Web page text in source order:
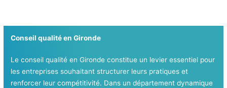
Conseil qualité en Gironde
Le conseil qualité en Gironde constitue un levier essentiel pour
les entreprises souhaitant structurer leurs pratiques et
renforcer leur compétitivité. Dans un département dynamique